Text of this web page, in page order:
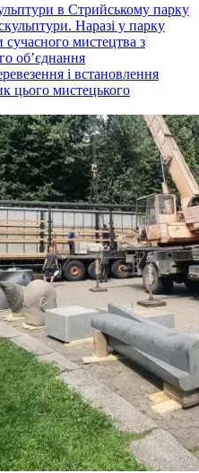
в Стрийському парку
Наразі у парку
мистецтва з
об’єднання
і встановлення
цього мистецького